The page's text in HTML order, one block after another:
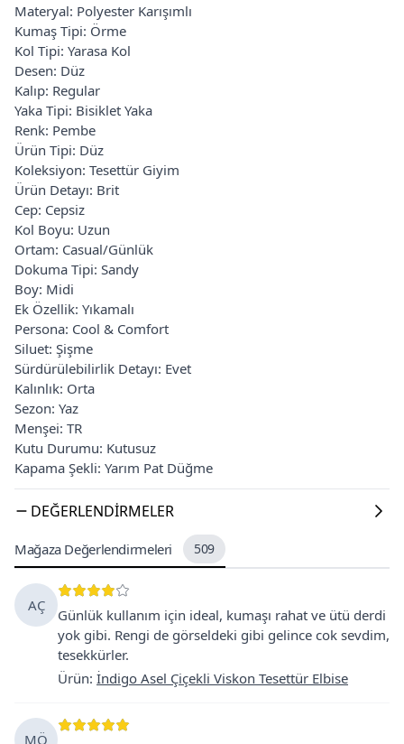
Materyal: Polyester Karışımlı
Kumaş Tipi: Örme
Kol Tipi: Yarasa Kol
Desen: Düz
Kalıp: Regular
Yaka Tipi: Bisiklet Yaka
Renk: Pembe
Ürün Tipi: Düz
Koleksiyon: Tesettür Giyim
Ürün Detayı: Brit
Cep: Cepsiz
Kol Boyu: Uzun
Ortam: Casual/Günlük
Dokuma Tipi: Sandy
Boy: Midi
Ek Özellik: Yıkamalı
Persona: Cool & Comfort
Siluet: Şişme
Sürdürülebilirlik Detayı: Evet
Kalınlık: Orta
Sezon: Yaz
Menşei: TR
Kutu Durumu: Kutusuz
Kapama Şekli: Yarım Pat Düğme
DEĞERLENDIRMELER
Mağaza Değerlendirmeleri 509
AÇ
Günlük kullanım için ideal, kumaşı rahat ve ütü derdi
yok gibi. Rengi de görseldeki gibi gelince cok sevdim,
tesekkürler.
Ürün: İndigo Asel Çiçekli Viskon Tesettür Elbise
MÖ